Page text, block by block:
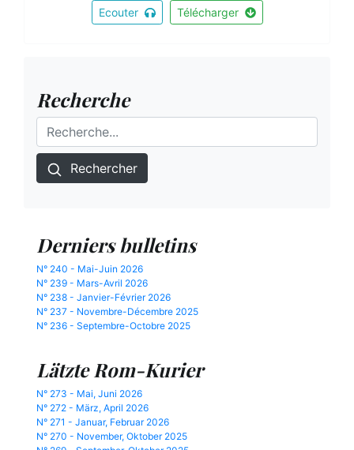
Ecouter Télécharger
Recherche
Rechercher
Derniers bulletins
N° 240 - Mai-Juin 2026
N° 239 - Mars-Avril 2026
N° 238 - Janvier-Février 2026
N° 237 - Novembre-Décembre 2025
N° 236 - Septembre-Octobre 2025
Lätzte Rom-Kurier
N° 273 - Mai, Juni 2026
N° 272 - März, April 2026
N° 271 - Januar, Februar 2026
N° 270 - November, Oktober 2025